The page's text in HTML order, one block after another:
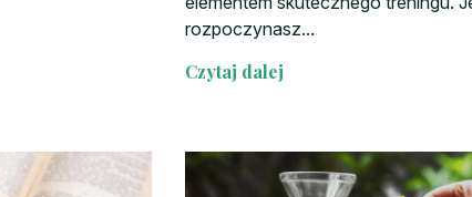
rozpoczynasz...
Czytaj dalej